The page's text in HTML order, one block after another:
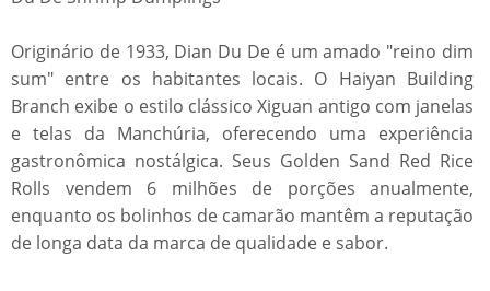
Originário de 1933, Dian Du De é um amado "reino dim
sum" entre os habitantes locais. O Haiyan Building
Branch exibe o estilo clássico Xiguan antigo com janelas
e telas da Manchúria, oferecendo uma experiência
gastronômica nostálgica. Seus Golden Sand Red Rice
Rolls vendem 6 milhões de porções anualmente,
enquanto os bolinhos de camarão mantêm a reputação
de longa data da marca de qualidade e sabor.